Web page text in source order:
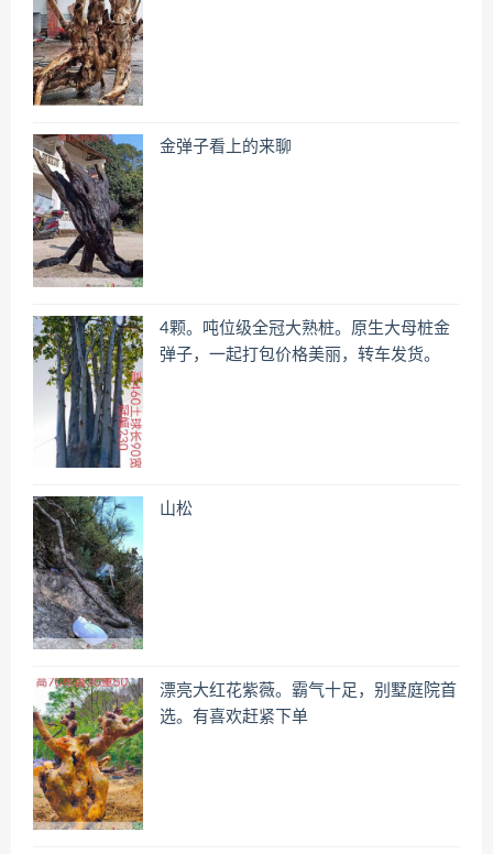
金弹子看上的来聊
4颗。吨位级全冠大熟桩。原生大母桩金
弹子，一起打包价格美丽，转车发货。
山松
漂亮大红花紫薇。霸气十足，别墅庭院首
选。有喜欢赶紧下单